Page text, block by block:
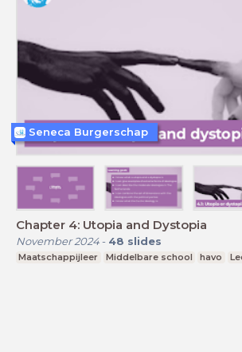
Chapter 4: Utopia and Dystopia
November 2024- 48 slides
Maatschappijleer Middelbare school havo
Seneca Burgerschap